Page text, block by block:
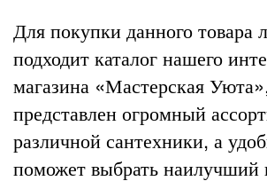
Для покупки данного товара
подходит каталог нашего
магазина «Мастерская
представлен огромный
различной сантехники, а
поможет выбрать наилучший